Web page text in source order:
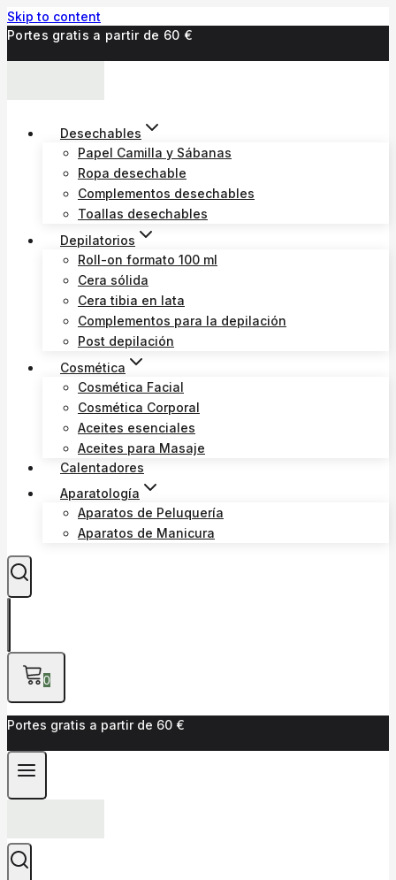
Skip to content
Portes gratis a partir de 60 €
Desechables
Papel Camilla y Sábanas
Ropa desechable
Complementos desechables
Toallas desechables
Depilatorios
Roll-on formato 100 ml
Cera sólida
Cera tibia en lata
Complementos para la depilación
Post depilación
Cosmética
Cosmética Facial
Cosmética Corporal
Aceites esenciales
Aceites para Masaje
Calentadores
Aparatología
Aparatos de Peluquería
Aparatos de Manicura
0
Portes gratis a partir de 60 €